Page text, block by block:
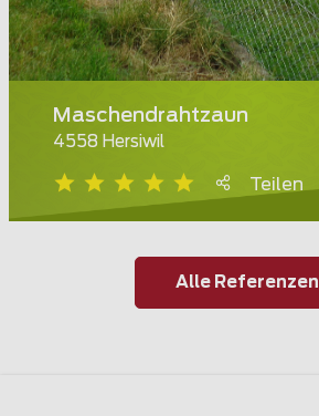
Maschendrahtzaun
4558 Hersiwil
Teilen
Alle Referenzen